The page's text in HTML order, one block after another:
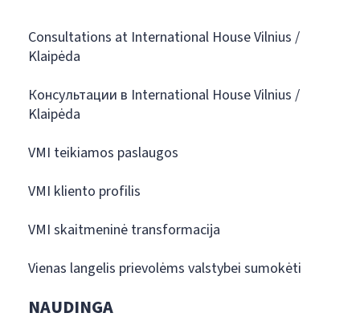
Consultations at International House Vilnius /
Klaipėda
Консультации в International House Vilnius /
Klaipėda
VMI teikiamos paslaugos
VMI kliento profilis
VMI skaitmeninė transformacija
Vienas langelis prievolėms valstybei sumokėti
NAUDINGA